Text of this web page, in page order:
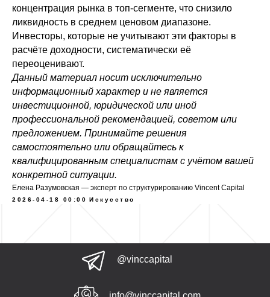
концентрация рынка в топ-сегменте, что снизило
ликвидность в среднем ценовом диапазоне.
Инвесторы, которые не учитывают эти факторы в
расчёте доходности, систематически её
переоценивают.
Данный материал носит исключительно
информационный характер и не является
инвестиционной, юридической или иной
профессиональной рекомендацией, советом или
предложением. Принимайте решения
самостоятельно или обращайтесь к
квалифицированным специалистам с учётом вашей
конкретной ситуации.
Елена Разумовская — эксперт по структурированию Vincent Capital
2026-04-18 00:00 Искусство
@vinccapital